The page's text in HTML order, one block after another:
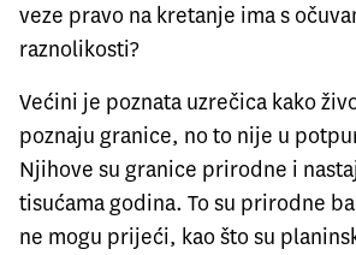
veze pravo na kretanje ima s
raznolikosti?
Većini je poznata uzrečica kako
poznaju granice, no to nije u
Njihove su granice prirodne i
tisućama godina. To su prirodne
ne mogu prijeći, kao što su